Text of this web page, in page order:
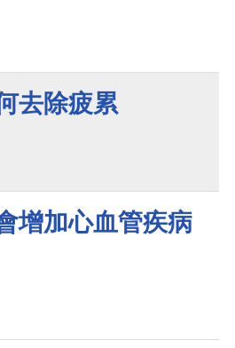
去除疲累
增加心血管疾病